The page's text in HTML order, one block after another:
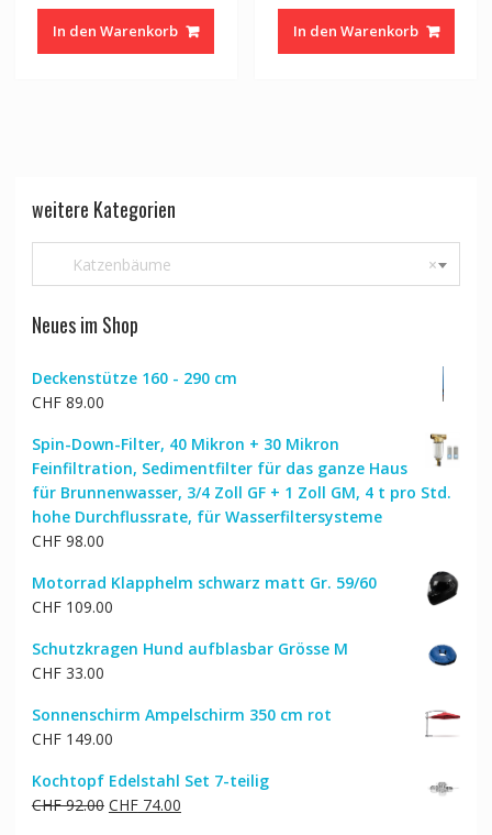
In den Warenkorb In den Warenkorb
weitere Kategorien
×
Katzenbäume
Neues im Shop
Deckenstütze 160 - 290 cm
CHF89.00
Spin-Down-Filter, 40 Mikron + 30 Mikron
Feinfiltration, Sedimentfilter für das ganze Haus
für Brunnenwasser, 3/4 Zoll GF + 1 Zoll GM, 4 t pro Std.
hohe Durchflussrate, für Wasserfiltersysteme
CHF98.00
Motorrad Klapphelm schwarz matt Gr. 59/60
CHF109.00
Schutzkragen Hund aufblasbar Grösse M
CHF33.00
Sonnenschirm Ampelschirm 350 cm rot
CHF149.00
Kochtopf Edelstahl Set 7-teilig
CHF92.00 Ursprünglicher
CHF74.00Aktueller